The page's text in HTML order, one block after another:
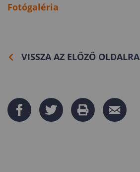
Fotógaléria
VISSZA AZ ELŐZŐ OLDALRA